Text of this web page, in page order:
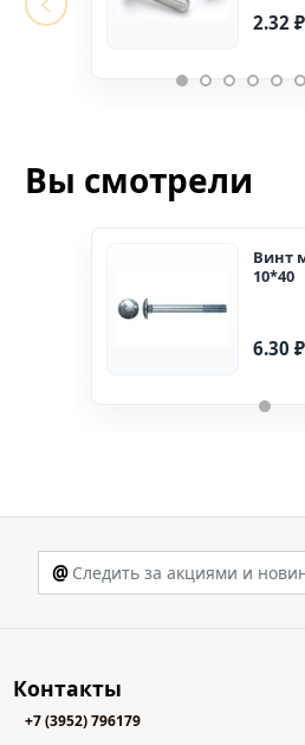
2.32 ₽
Вы смотрели
Винт
10*40
6.30 ₽
@
Контакты
+7 (3952) 796179